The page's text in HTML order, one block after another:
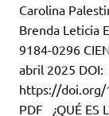
Carolina
Brenda Leticia
9184-0296
abril 2025 DOI:
https://doi.org/
PDF ¿QUÉ ES